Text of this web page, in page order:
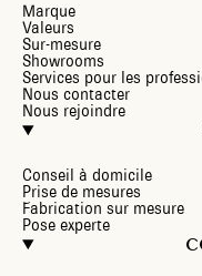
Marque
Valeurs
Sur-mesure
Showrooms
Services pour les
Nous contacter
Nous rejoindre
Conseil à domicile
Prise de mesures
Fabrication sur mesure
Pose experte